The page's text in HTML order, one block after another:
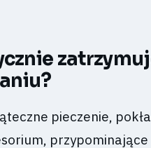
pieczenie,
przypominające